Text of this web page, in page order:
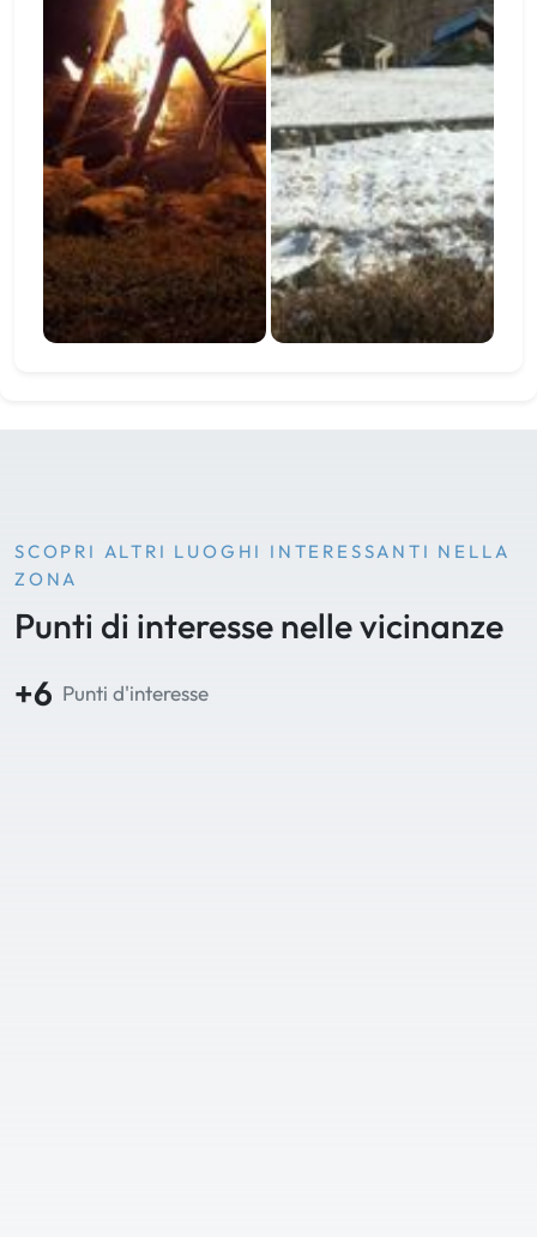
SCOPRI ALTRI LUOGHI INTERESSANTI NELLA
ZONA
Punti di interesse nelle vicinanze
+6 Punti d'interesse